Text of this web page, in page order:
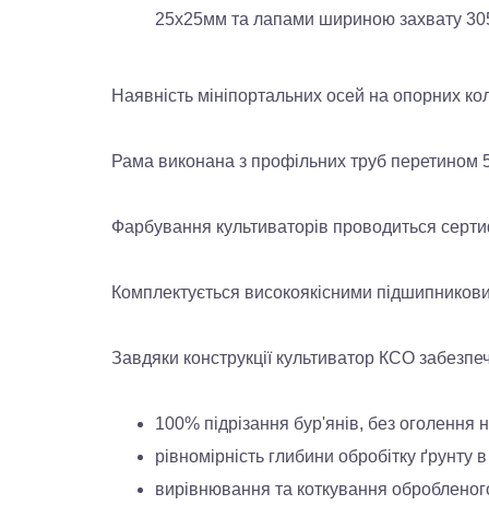
25х25мм та лапами шириною захвату
Наявність мініпортальних осей на опорних
Рама виконана з профільних труб перетином
Фарбування культиваторів проводиться
Комплектується високоякісними
Завдяки конструкції культиватор КСО
100% підрізання бур'янів, без
рівномірність глибини обробітку
вирівнювання та коткування